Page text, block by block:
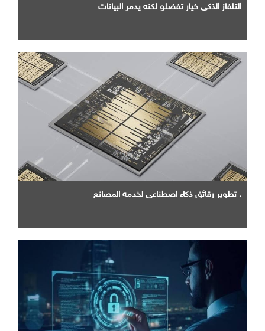
التلفاز الذكي خيار تفضلو لكنه يدمر البيانات
. تطوير رقائق ذكاء اصطناعي لخدمه المصانع